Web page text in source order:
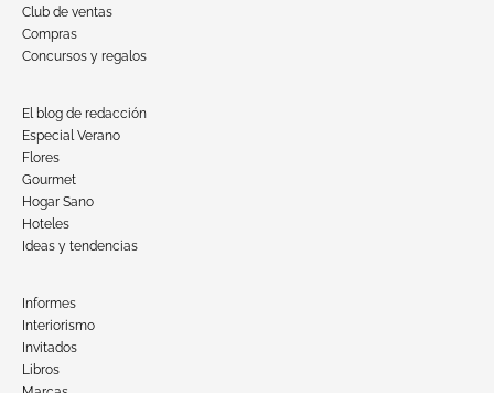
Club de ventas
Compras
Concursos y regalos
El blog de redacción
Especial Verano
Flores
Gourmet
Hogar Sano
Hoteles
Ideas y tendencias
Informes
Interiorismo
Invitados
Libros